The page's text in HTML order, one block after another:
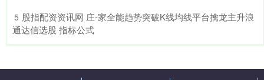
5 ​股指配资资讯网 庄-家全能趋势突破K线均线平台擒龙主升浪
通达信选股 指标公式